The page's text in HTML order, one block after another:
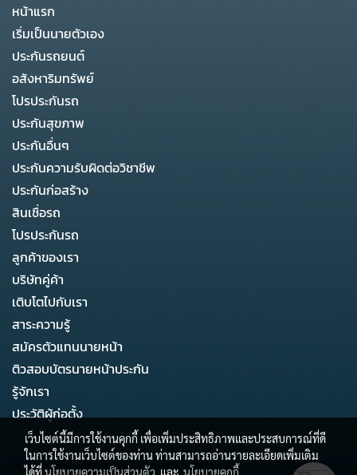
หน้าแรก
เริ่มเป็นนายตัวเอง
ประกันรถยนต์
อสังหาริมทรัพย์
โปรประกันรถ
ประกันสุขภาพ
ประกันอื่นๆ
ประกันความรับผิดต่อวิชาชีพ
ประกันก่อสร้าง
สินเชื่อรถ
โปรประกันรถ
ลูกค้าของเรา
บริษัทคู่ค้า
เติบโตไปกับเรา
สาระความรู้
สมัครตัวแทนนายหน้า
ติวสอบบัตรนายหน้าประกัน
รู้จักเรา
ประวัติผู้ก่อตั้ง
เว็บไซต์นี้มีการใช้งานคุกกี้ เพื่อเพิ่มประสิทธิภาพและประสบการณ์ที่ดี
ในการใช้งานเว็บไซต์ของท่าน ท่านสามารถอ่านรายละเอียดเพิ่มเติม
ได้ที่นโยบายความเป็นส่วนตัว และ นโยบายคุกกี้